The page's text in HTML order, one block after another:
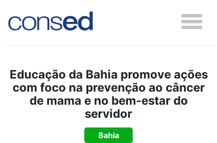
Educação da Bahia promove ações
com foco na prevenção ao câncer
de mama e no bem-estar do
servidor
Bahia